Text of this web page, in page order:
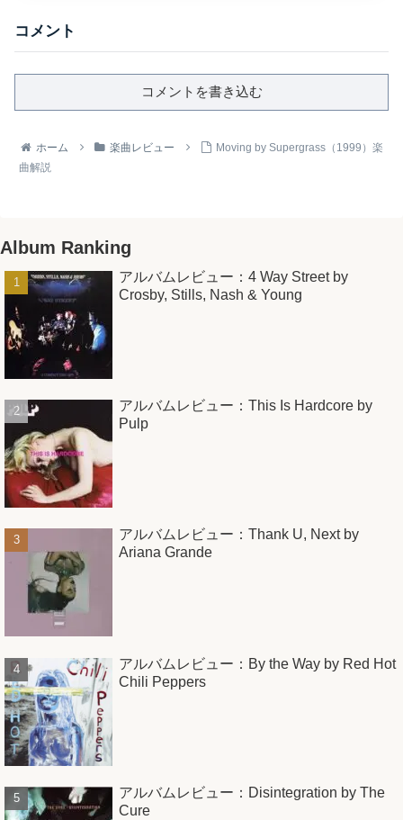
コメント
コメントを書き込む
ホーム 楽曲レビュー
Moving by Supergrass（1999）楽
曲解説
Album Ranking
アルバムレビュー：4 Way Street by
Crosby, Stills, Nash & Young
アルバムレビュー：This Is Hardcore by
Pulp
アルバムレビュー：Thank U, Next by
Ariana Grande
アルバムレビュー：By the Way by Red Hot
Chili Peppers
アルバムレビュー：Disintegration by The
Cure